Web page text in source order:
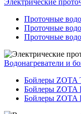
Проточные
Проточные
Проточные
Водонагреватели и
Бойлеры ZOTA
Бойлеры ZOTA
Бойлеры ZOTA